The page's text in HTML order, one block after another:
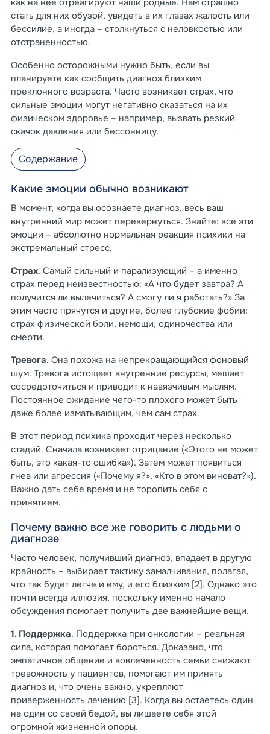
стать для них обузой, увидеть в их глазах жалость или
бессилие, а иногда – столкнуться с неловкостью или
отстраненностью.
Особенно осторожными нужно быть, если вы
планируете как сообщить диагноз близким
преклонного возраста. Часто возникает страх, что
сильные эмоции могут негативно сказаться на их
физическом здоровье – например, вызвать резкий
скачок давления или бессонницу.
Содержание
Какие эмоции обычно возникают
В момент, когда вы осознаете диагноз, весь ваш
внутренний мир может перевернуться. Знайте: все эти
эмоции – абсолютно нормальная реакция психики на
экстремальный стресс.
Страх. Самый сильный и парализующий – а именно
страх перед неизвестностью: «А что будет завтра? А
получится ли вылечиться? А смогу ли я работать?» За
этим часто прячутся и другие, более глубокие фобии:
страх физической боли, немощи, одиночества или
смерти.
Тревога. Она похожа на непрекращающийся фоновый
шум. Тревога истощает внутренние ресурсы, мешает
сосредоточиться и приводит к навязчивым мыслям.
Постоянное ожидание чего-то плохого может быть
даже более изматывающим, чем сам страх.
В этот период психика проходит через несколько
стадий. Сначала возникает отрицание («Этого не может
быть, это какая-то ошибка»). Затем может появиться
гнев или агрессия («Почему я?», «Кто в этом виноват?»).
Важно дать себе время и не торопить себя с
принятием.
Почему важно все же говорить с людьми о
диагнозе
Часто человек, получивший диагноз, впадает в другую
крайность – выбирает тактику замалчивания, полагая,
что так будет легче и ему, и его близким [2]. Однако это
почти всегда иллюзия, поскольку именно начало
обсуждения помогает получить две важнейшие вещи.
1. Поддержка. Поддержка при онкологии – реальная
сила, которая помогает бороться. Доказано, что
эмпатичное общение и вовлеченность семьи снижают
тревожность у пациентов, помогают им принять
диагноз и, что очень важно, укрепляют
приверженность лечению [3]. Когда вы остаетесь один
на один со своей бедой, вы лишаете себя этой
огромной жизненной опоры.